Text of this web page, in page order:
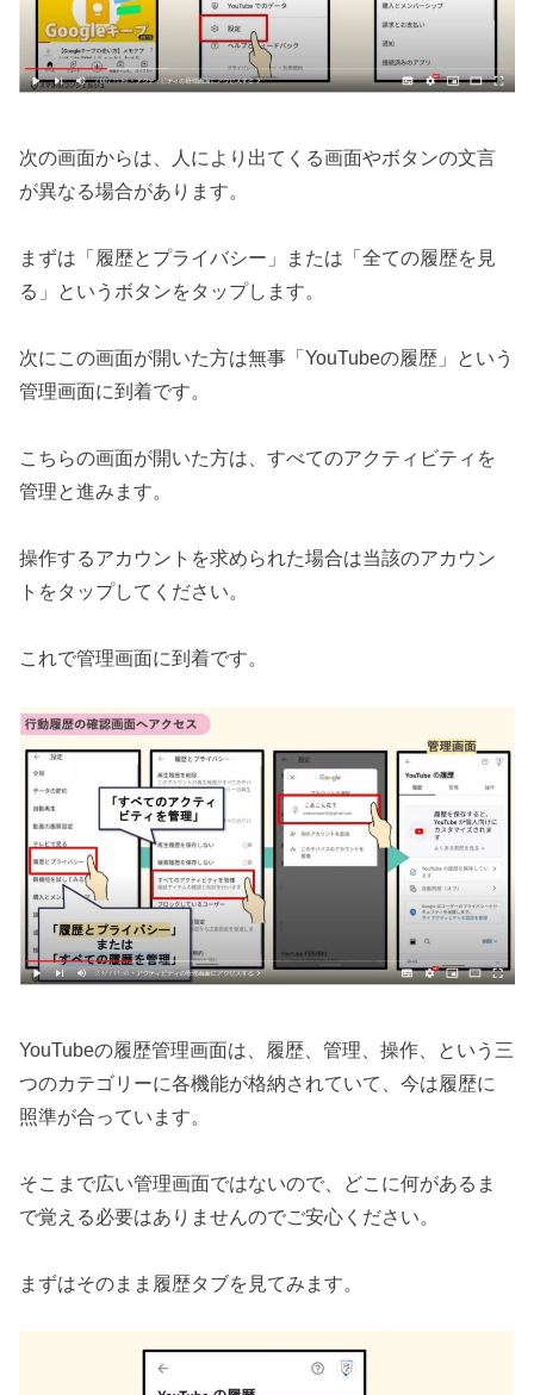
次の画面からは、人により出てくる画面やボタンの文言
が異なる場合があります。
まずは「履歴とプライバシー」または「全ての履歴を見
る」というボタンをタップします。
次にこの画面が開いた方は無事「YouTubeの履歴」という
管理画面に到着です。
こちらの画面が開いた方は、すべてのアクティビティを
管理と進みます。
操作するアカウントを求められた場合は当該のアカウン
トをタップしてください。
これで管理画面に到着です。
YouTubeの履歴管理画面は、履歴、管理、操作、という三
つのカテゴリーに各機能が格納されていて、今は履歴に
照準が合っています。
そこまで広い管理画面ではないので、どこに何があるま
で覚える必要はありませんのでご安心ください。
まずはそのまま履歴タブを見てみます。